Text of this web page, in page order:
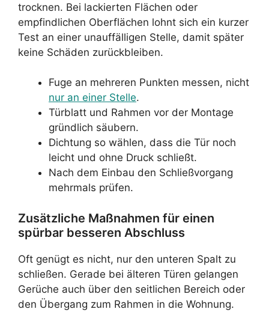
trocknen. Bei lackierten Flächen oder
empfindlichen Oberflächen lohnt sich ein kurzer
Test an einer unauffälligen Stelle, damit später
keine Schäden zurückbleiben.
Fuge an mehreren Punkten messen, nicht
nur an einer Stelle.
Türblatt und Rahmen vor der Montage
gründlich säubern.
Dichtung so wählen, dass die Tür noch
leicht und ohne Druck schließt.
Nach dem Einbau den Schließvorgang
mehrmals prüfen.
Zusätzliche Maßnahmen für einen
spürbar besseren Abschluss
Oft genügt es nicht, nur den unteren Spalt zu
schließen. Gerade bei älteren Türen gelangen
Gerüche auch über den seitlichen Bereich oder
den Übergang zum Rahmen in die Wohnung.